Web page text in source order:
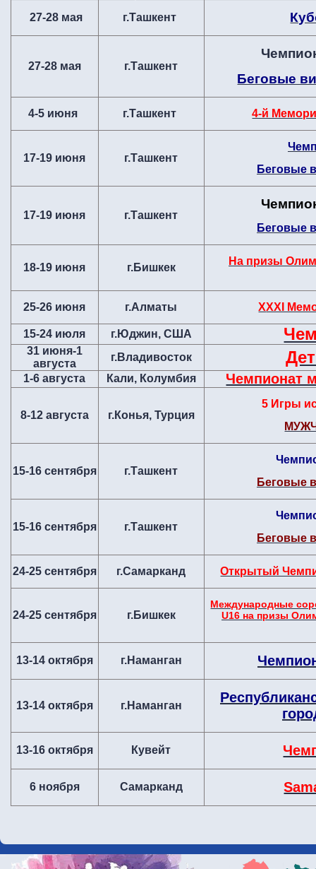
27-28 мая г.Ташкент
27-28 мая г.Ташкент
Беговые
4-5 июня г.Ташкент 4-й
17-19 июня г.Ташкент
Беговые
17-19 июня г.Ташкент
Беговые
18-19 июня г.Бишкек
На призы
25-26 июня г.Алматы XXXI
15-24 июля г.Юджин, США
31 июня-1
августа
г.Владивосток
1-6 августа Кали, Колумбия Чемпионат
8-12 августа г.Конья, Турция
5 Игры
15-16 сентября г.Ташкент
Беговые
15-16 сентября г.Ташкент
Беговые
24-25 сентября г.Самарканд Открытый
24-25 сентября г.Бишкек
Международные
U16 на призы
13-14 октября г.Наманган
13-14 октября г.Наманган
13-16 октября Кувейт
6 ноября Самарканд